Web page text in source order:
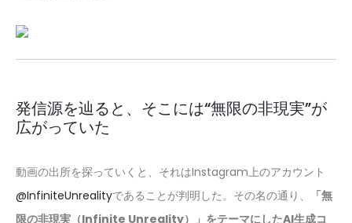
発信源を辿ると、そこには“無限の非現実”が
広がっていた
動画の出所を探っていくと、それはInstagram上のアカウント
@InfiniteUnrealityであることが判明した。その名の通り、
「無
限の非現実（Infinite Unreality）」をテーマにしたAI生成コ